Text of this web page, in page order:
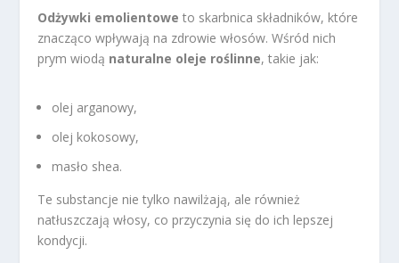
Odżywki emolientowe to skarbnica składników, które
znacząco wpływają na zdrowie włosów. Wśród nich
prym wiodą naturalne oleje roślinne, takie jak:
olej arganowy,
olej kokosowy,
masło shea.
Te substancje nie tylko nawilżają, ale również
natłuszczają włosy, co przyczynia się do ich lepszej
kondycji.